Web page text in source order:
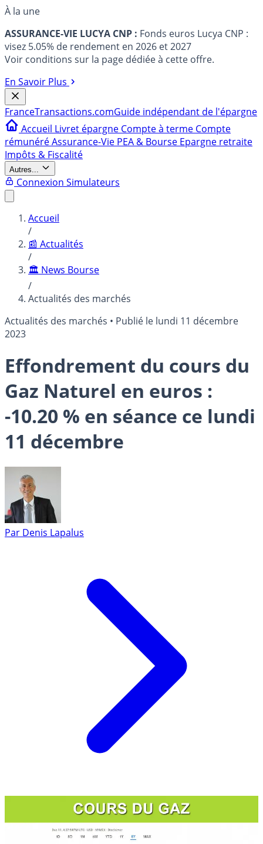
À la une
ASSURANCE-VIE LUCYA CNP : Fonds euros Lucya CNP :
visez 5.05% de rendement en 2026 et 2027
Voir conditions sur la page dédiée à cette offre.
En Savoir Plus
FranceTransactions.comGuide indépendant de l'épargne
Accueil Livret épargne Compte à terme Compte
rémunéréAssurance-Vie PEA & Bourse Epargne retraite
Impôts & Fiscalité
Autres...
Connexion Simulateurs
Accueil
/
📰 Actualités
/
🏛️ News Bourse
/
Actualités des marchés
Actualités des marchés • Publié le lundi 11 décembre
2023
Effondrement du cours du
Gaz Naturel en euros :
-10.20 % en séance ce lundi
11 décembre
Par Denis Lapalus